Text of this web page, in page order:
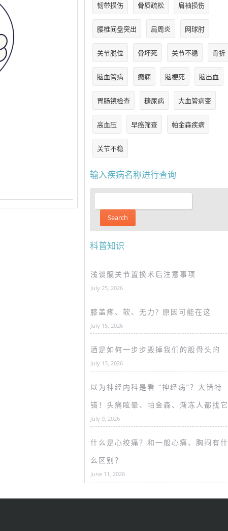
韧带损伤 骨质疏松 肩袖损伤
腰椎间盘突出 肩周炎 网球肘
关节脱位 骨坏死 关节不稳 骨折
脑血管病 癫痫 脑梗死 脑出血
胃肠镜检查 糖尿病 大血管病变
高血压 早癌筛查 帕金森疾病
关节不稳
输入疾病名称进行查询
科普知识
浅谈髋关节置换术后注意事项
July 25, 2026
膝盖疼、软、无力? 原因可能在这
July 15, 2026
酒是如何一步步毁掉我们的股骨头的
July 13, 2026
以为神经内科是看 “神经病”？大错特
错！头痛眩晕、帕金森、渐冻人都找它
July 9, 2026
什么是心绞痛？和一般心痛、胸闷有什
么区别？
June 11, 2026